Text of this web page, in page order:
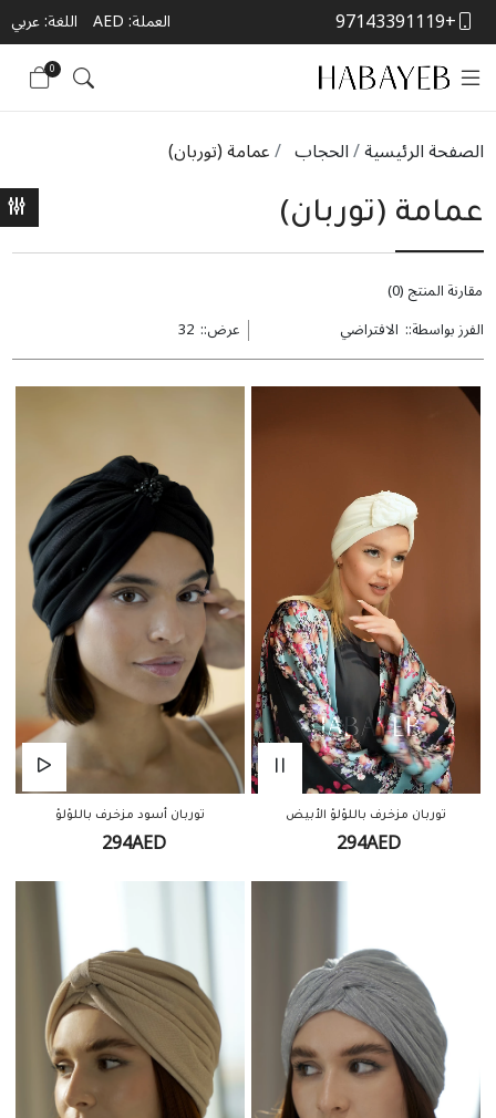
+97143391119 العملة:AED اللغة: عربي
0
الصفحة الرئيسية الحجاب عمامة (توربان)
عمامة (توربان)
مقارنة المنتج (0)
الفرز بواسطة::
عرض::
توربان مزخرف باللؤلؤ الأبيض
294AED
توربان أسود مزخرف باللؤلؤ
294AED